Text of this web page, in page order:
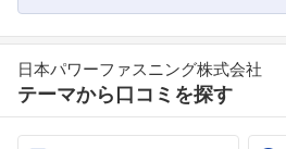
日本パワーファスニング株式会社
テーマから口コミを探す